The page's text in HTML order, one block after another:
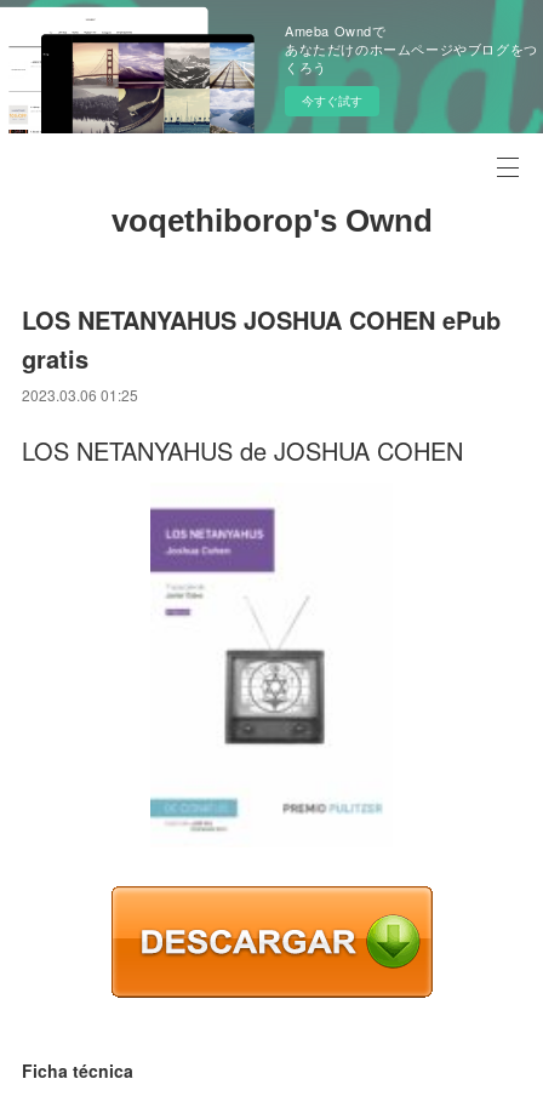
Ameba Owndで
あなただけのホームページやブログをつ
くろう
今すぐ試す
voqethiborop's Ownd
LOS NETANYAHUS JOSHUA COHEN ePub
gratis
2023.03.06 01:25
LOS NETANYAHUS de JOSHUA COHEN
Ficha técnica